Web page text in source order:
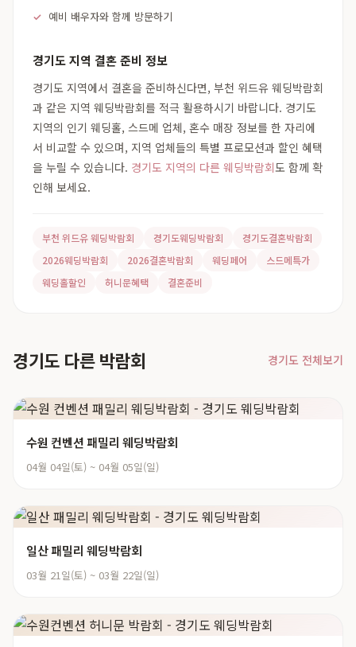
예비 배우자와 함께 방문하기
경기도 지역 결혼 준비 정보
경기도 지역에서 결혼을 준비하신다면, 부천 위드유 웨딩박람회
과 같은 지역 웨딩박람회를 적극 활용하시기 바랍니다. 경기도
지역의 인기 웨딩홀, 스드메 업체, 혼수 매장 정보를 한 자리에
서 비교할 수 있으며, 지역 업체들의 특별 프로모션과 할인 혜택
을 누릴 수 있습니다. 경기도 지역의 다른 웨딩박람회도 함께 확
인해 보세요.
부천 위드유 웨딩박람회 경기도웨딩박람회
경기도결혼박람회
2026웨딩박람회
2026결혼박람회 웨딩페어
스드메특가
웨딩홀할인
허니문혜택 결혼준비
경기도 다른 박람회 경기도 전체보기
수원 컨벤션 패밀리 웨딩박람회
04월 04일(토) ~ 04월 05일(일)
일산 패밀리 웨딩박람회
03월 21일(토) ~ 03월 22일(일)